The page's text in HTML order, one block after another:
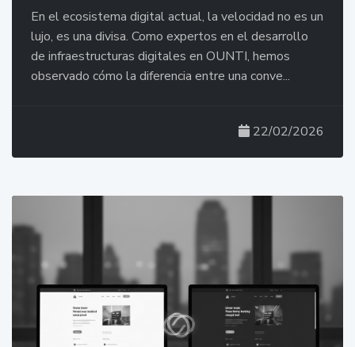
En el ecosistema digital actual, la velocidad no es un
lujo, es una divisa. Como expertos en el desarrollo
de infraestructuras digitales en OUNTI, hemos
observado cómo la diferencia entre una conve...
22/02/2026